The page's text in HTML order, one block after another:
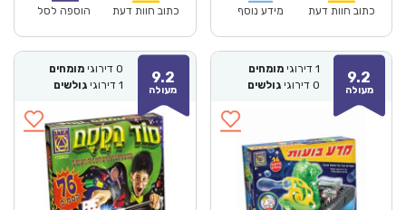
₪104.00.כתוב חוות דעת מידע נוסף
₪93.00.
כתוב חוות דעת הוספה לסל
9.2
מעולה
1 דירוגי מומחים
0 דירוגי גולשים 9.2
מעולה
0 דירוגי מומחים
1 דירוגי גולשים